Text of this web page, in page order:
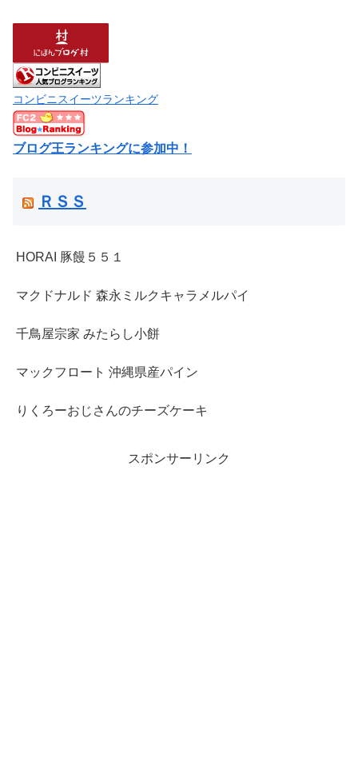
コンビニスイーツランキング
ブログ王ランキングに参加中！
ＲＳＳ
HORAI 豚饅５５１
マクドナルド 森永ミルクキャラメルパイ
千鳥屋宗家 みたらし小餅
マックフロート 沖縄県産パイン
りくろーおじさんのチーズケーキ
スポンサーリンク